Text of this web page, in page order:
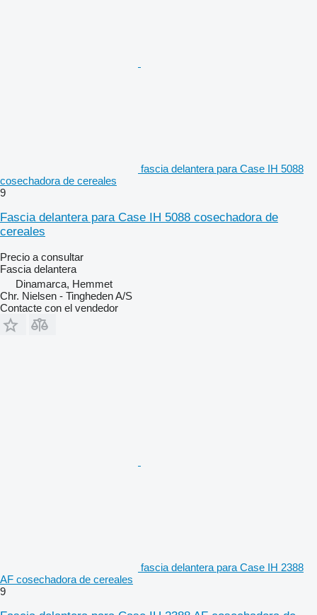
fascia delantera para Case IH 5088
cosechadora de cereales
9
Fascia delantera para Case IH 5088 cosechadora de
cereales
Precio a consultar
Fascia delantera
Dinamarca, Hemmet
Chr. Nielsen - Tingheden A/S
Contacte con el vendedor
fascia delantera para Case IH 2388
AF cosechadora de cereales
9